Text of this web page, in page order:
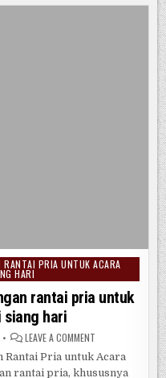
RANTAI PRIA UNTUK ACARA
HARI
rantai pria untuk
siang hari
LEAVE A COMMENT
MEMUTIHKAN
Rantai Pria untuk Acara
rantai pria, khususnya